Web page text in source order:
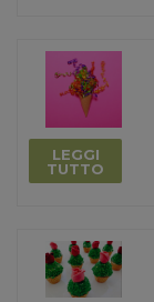
LEGGI
TUTTO